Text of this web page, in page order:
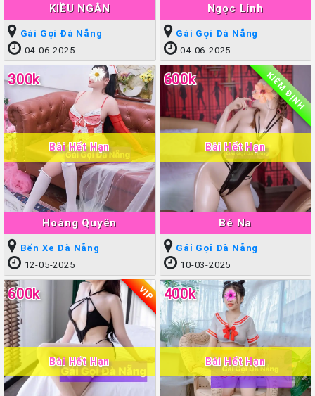
KIỀU NGÂN
Gái Gọi Đà Nẵng
04-06-2025
Ngọc Linh
Gái Gọi Đà Nẵng
04-06-2025
Hoàng Quyên
300k
Bài Hết Hạn
Bến Xe Đà Nẵng
12-05-2025
Bé Na
600k KIỂM ĐỊNH
Bài Hết Hạn
Gái Gọi Đà Nẵng
10-03-2025
600k VIP
Bài Hết Hạn
400k
Bài Hết Hạn